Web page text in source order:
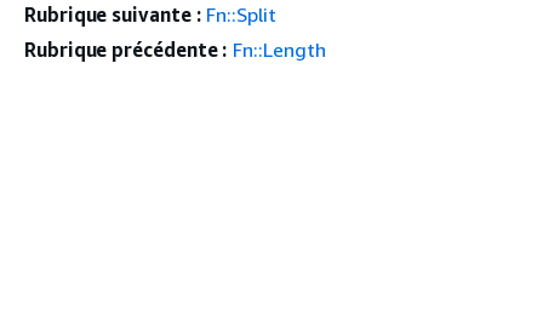
Rubrique suivante : Fn::Split
Rubrique précédente : Fn::Length